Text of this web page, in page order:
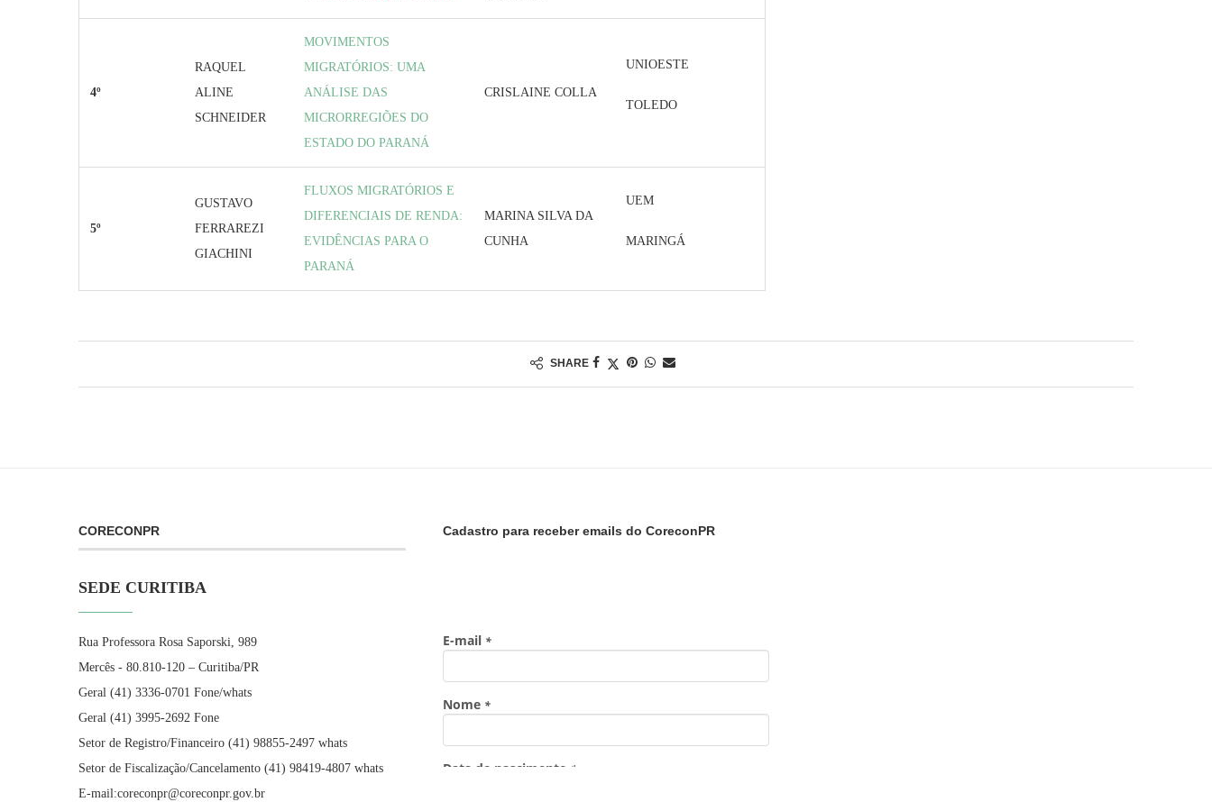
4º
RAQUEL
ALINE
SCHNEIDER
MOVIMENTOS
MIGRATÓRIOS: UMA
ANÁLISE DAS
MICRORREGIÕES DO
ESTADO DO PARANÁ
CRISLAINE COLLA
UNIOESTE
TOLEDO
5º
GUSTAVO
FERRAREZI
GIACHINI
FLUXOS MIGRATÓRIOS E
DIFERENCIAIS DE RENDA:
EVIDÊNCIAS PARA O
PARANÁ
MARINA SILVA DA
CUNHA
UEM
MARINGÁ
SHARE
CORECONPR
SEDE CURITIBA
Rua Professora Rosa Saporski, 989
Mercês - 80.810-120 – Curitiba/PR
Geral (41) 3336-0701 Fone/whats
Geral (41) 3995-2692 Fone
Setor de Registro/Financeiro (41) 98855-2497 whats
Setor de Fiscalização/Cancelamento (41) 98419-4807 whats
E-mail:coreconpr@coreconpr.gov.br
Cadastro para receber emails do CoreconPR